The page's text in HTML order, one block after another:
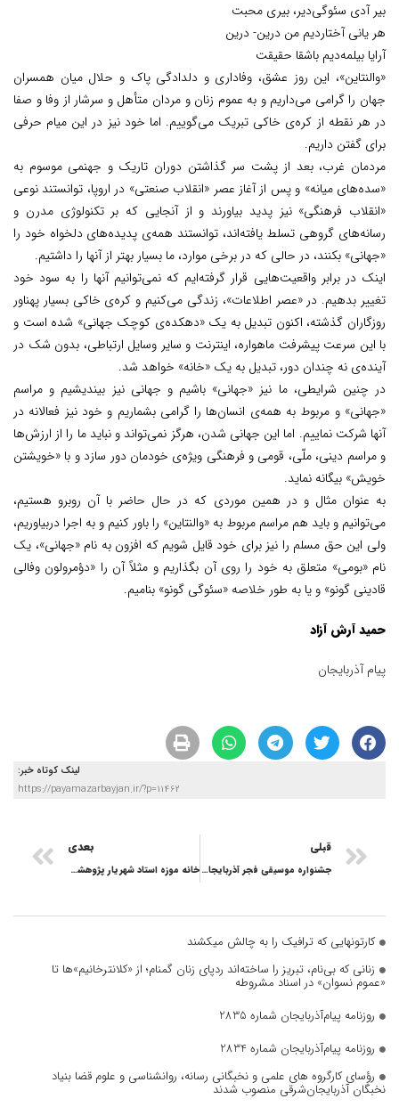
بیر آدی سئوگی‌دیر، بیری محبت
هر یانی آختاردیم من درین- درین
آرایا بیلمه‌دیم باشقا حقیقت
«والنتاین»، این روز عشق، وفاداری و دلدادگی پاک و حلال میان همسران
جهان را گرامی می‌داریم و به عموم زنان و مردان متأهل و سرشار از وفا و صفا
در هر نقطه از کره‌ی خاکی تبریک می‌گوییم. اما خود نیز در این میام حرفی
برای گفتن داریم.
مردمان غرب، بعد از پشت سر گذاشتن دوران تاریک و جهنمی موسوم به
«سده‌های میانه» و پس از آغاز عصر «انقلاب صنعتی» در اروپا، توانستند نوعی
«انقلاب فرهنگی» نیز پدید بیاورند و از آنجایی که بر تکنولوژی مدرن و
رسانه‌های گروهی تسلط یافته‌اند، توانستند همه‌ی پدیده‌های دلخواه خود را
«جهانی» بکنند، در حالی که در برخی موارد، ما بسیار بهتر از آنها را داشتیم.
اینک در برابر واقعیت‌هایی قرار گرفته‌ایم که نمی‌توانیم آنها را به سود خود
تغییر بدهیم. در «عصر اطلاعات»، زندگی می‌کنیم و کره‌ی خاکی بسیار پهناور
روزگاران گذشته، اکنون تبدیل به یک «دهکده‌ی کوچک جهانی» شده است و
با این سرعت پیشرفت ماهواره، اینترنت و سایر وسایل ارتباطی، بدون شک در
آینده‌ی نه چندان دور، تبدیل به یک «خانه» خواهد شد.
در چنین شرایطی، ما نیز «جهانی» باشیم و جهانی نیز بیندیشیم و مراسم
«جهانی» و مربوط به همه‌ی انسان‌ها را گرامی بشماریم و خود نیز فعالانه در
آنها شرکت نماییم. اما این جهانی شدن، هرگز نمی‌تواند و نباید ما را از ارزش‌ها
و مراسم دینی، ملّی، قومی و فرهنگی ویژه‌ی خودمان دور سازد و با «خویشتن
خویش» بیگانه نماید.
به عنوان مثال و در همین موردی که در حال حاضر با آن روبرو هستیم،
می‌توانیم و باید هم مراسم مربوط به «والنتاین» را باور کنیم و به اجرا دربیاوریم،
ولی این حق مسلم را نیز برای خود قایل شویم که افزون به نام «جهانی»، یک
نام «بومی» متعلق به خود را روی آن بگذاریم و مثلاً آن را «دؤمرولون وفالی
قادینی گونو» و یا به طور خلاصه «سئوگی گونو» بنامیم.
حمید آرش آزاد
پیام آذربایجان
لینک کوتاه خبر:
https://payamazarbayjan.ir/?p=11462
قبلی
جشنواره موسیقی فجر آذربایجان شرقی برگزار می‌شود
بعدی
خانه موزه استاد شهریار پژوهشکده می‌شود
کارتونهایی که ترافیک را به چالش میکشند
زنانی که بی‌نام، تبریز را ساخته‌اند ردپای زنان گمنام؛ از «کلانترخانیم»ها تا
«عموم نسوان» در اسناد مشروطه
روزنامه پیام‌آذربایجان شماره 2835
روزنامه پیام‌آذربایجان شماره 2834
رؤسای کارگروه های علمی و نخبگانی رسانه، روانشناسی و علوم قضا بنیاد
نخبگان آذربایجان‌شرقی منصوب شدند